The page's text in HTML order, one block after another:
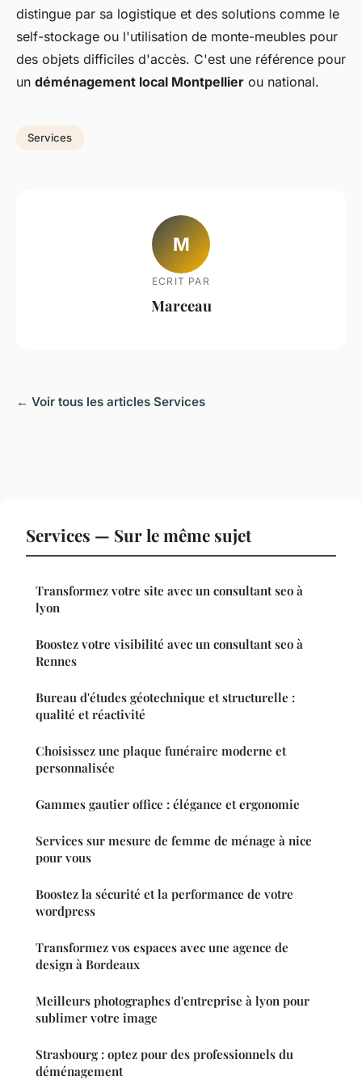
distingue par sa logistique et des solutions comme le
self-stockage ou l'utilisation de monte-meubles pour
des objets difficiles d'accès. C'est une référence pour
un déménagement local Montpellier ou national.
Services
M
ECRIT PAR
Marceau
← Voir tous les articles Services
Services — Sur le même sujet
Transformez votre site avec un consultant seo à
lyon
Boostez votre visibilité avec un consultant seo à
Rennes
Bureau d'études géotechnique et structurelle :
qualité et réactivité
Choisissez une plaque funéraire moderne et
personnalisée
Gammes gautier office : élégance et ergonomie
Services sur mesure de femme de ménage à nice
pour vous
Boostez la sécurité et la performance de votre
wordpress
Transformez vos espaces avec une agence de
design à Bordeaux
Meilleurs photographes d'entreprise à lyon pour
sublimer votre image
Strasbourg : optez pour des professionnels du
déménagement